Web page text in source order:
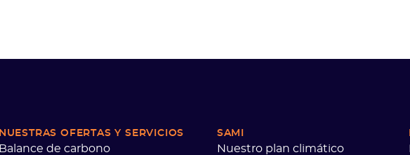
NUESTRAS OFERTASY SERVICIOS
Balance de carbono
SAMI
Nuestro plan climático